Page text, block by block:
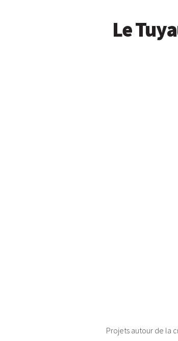
Le
Projets autour de la